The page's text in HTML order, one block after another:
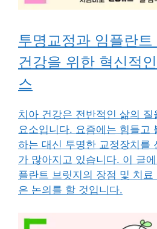
투명교정과 임플란
건강을 위한 혁신적
스
치아 건강은 전반적인 삶의
요소입니다. 요즘에는 힘들고
하는 대신 투명한 교정장치를
가 많아지고 있습니다. 이 글
플란트 브릿지의 장점 및 치
은 논의를 할 것입니다.